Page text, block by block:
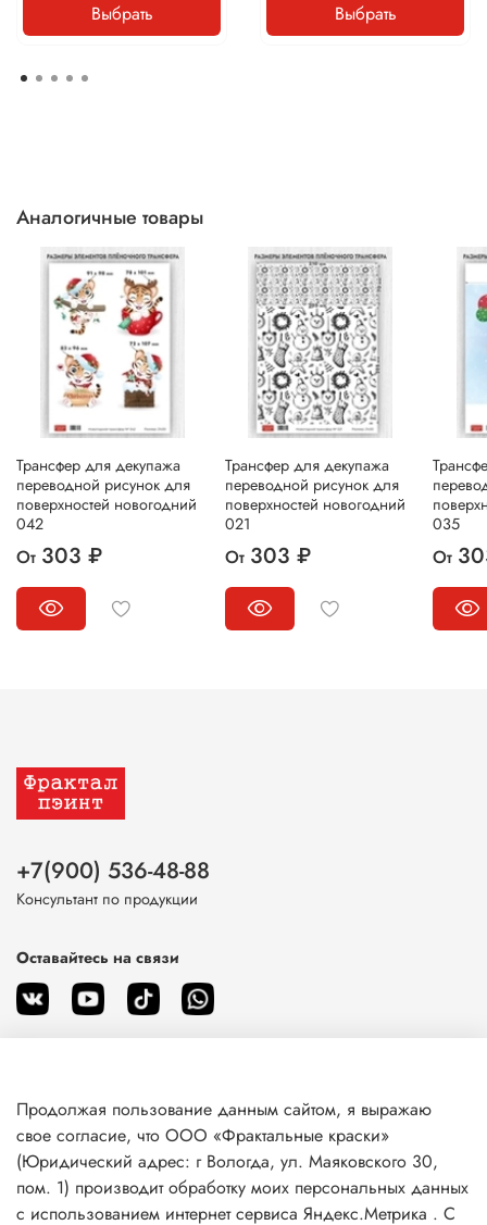
Выбрать Выбрать
Аналогичные товары
Трансфер для декупажа
переводной рисунок для
поверхностей новогодний
042
От 303 ₽
Трансфер для декупажа
переводной рисунок для
поверхностей новогодний
021
От 303 ₽
035
От
О магазине
Клиентам
+7(900) 536-48-88
Консультант по продукции
Оставайтесь на связи
Продолжая пользование данным сайтом, я выражаю
свое согласие, что ООО «Фрактальные краски»
(Юридический адрес: г Вологда, ул. Маяковского 30,
пом. 1) производит обработку моих персональных данных
с использованием интернет сервиса Яндекс.Метрика . С